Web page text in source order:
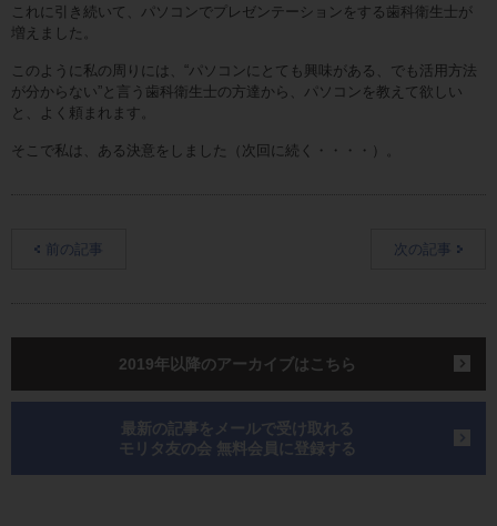
これに引き続いて、パソコンでプレゼンテーションをする歯科衛生士が
増えました。
このように私の周りには、“パソコンにとても興味がある、でも活用方法
が分からない”と言う歯科衛生士の方達から、パソコンを教えて欲しい
と、よく頼まれます。
そこで私は、ある決意をしました（次回に続く・・・・）。
前の記事 次の記事
2019年以降のアーカイブはこちら
最新の記事をメールで受け取れる
モリタ友の会 無料会員に登録する